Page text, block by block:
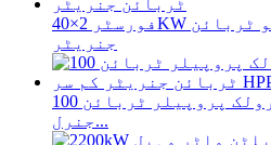
فورسٹر 2×40KW مائیکرو ہائیڈرو ٹرگو ٹربائن
جنریٹر
ہائیڈرولک پروپیلر ٹربائن 100kW کپلان ٹربائن
جنرل...